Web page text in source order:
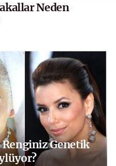
Neden
Renginiz Genetik